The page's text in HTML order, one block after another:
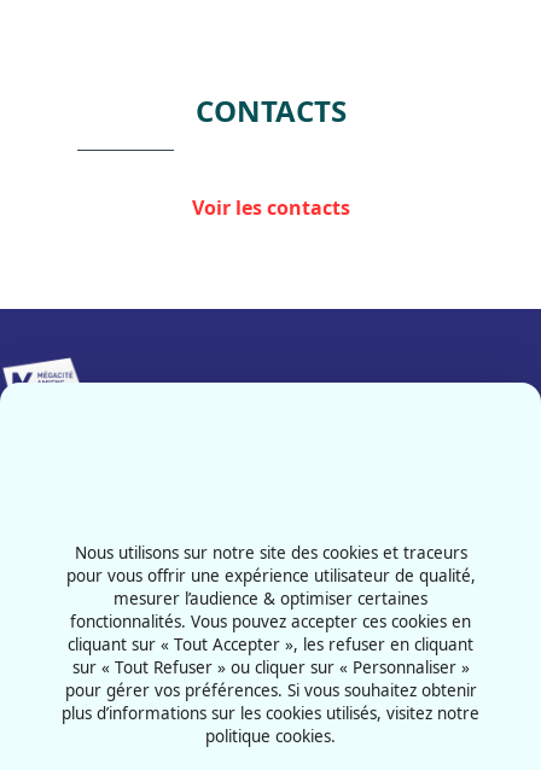
CONTACTS
Voir les contacts
101 Avenue de l'Hippodrome
80011 - Amiens
France
Nous utilisons sur notre site des cookies et traceurs
pour vous offrir une expérience utilisateur de qualité,
mesurer l’audience & optimiser certaines
fonctionnalités. Vous pouvez accepter ces cookies en
cliquant sur « Tout Accepter », les refuser en cliquant
sur « Tout Refuser » ou cliquer sur « Personnaliser »
pour gérer vos préférences. Si vous souhaitez obtenir
plus d’informations sur les cookies utilisés, visitez notre
politique cookies.